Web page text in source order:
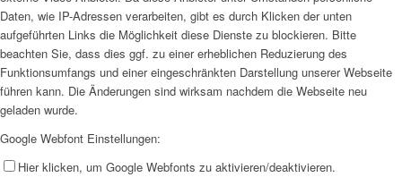
Daten, wie IP-Adressen verarbeiten, gibt es durch Klicken der unten
aufgeführten Links die Möglichkeit diese Dienste zu blockieren. Bitte
beachten Sie, dass dies ggf. zu einer erheblichen Reduzierung des
Funktionsumfangs und einer eingeschränkten Darstellung unserer Webseite
führen kann. Die Änderungen sind wirksam nachdem die Webseite neu
geladen wurde.
Google Webfont Einstellungen:
Hier klicken, um Google Webfonts zu aktivieren/deaktivieren.